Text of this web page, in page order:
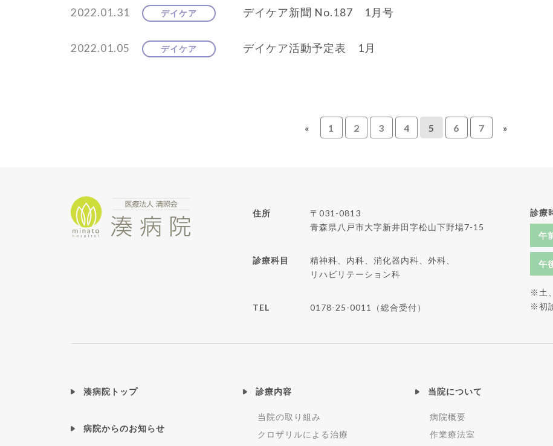
2022.01.31 デイケア デイケア新聞 No.187 1月号
2022.01.05 デイケア デイケア活動予定表 1月
« 1 2 3 4 5 6 7 »
住所
〒031-0813
青森県八戸市大字新井田字松山下野場7-15
診療科目
精神科、内科、消化器内科、外科、
リハビリテーション科
TEL 0178-25-0011（総合受付）
診療
午
午
※土
※初
湊病院トップ
病院からのお知らせ
診療内容
当院の取り組み
クロザリルによる治療
当院について
病院概要
作業療法室